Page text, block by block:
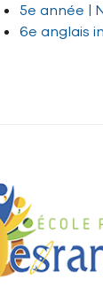
5e année |
6e anglais